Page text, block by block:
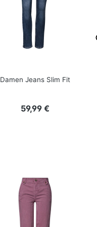
Damen Jeans Slim Fit
Regulärer Preis:
59,99 €